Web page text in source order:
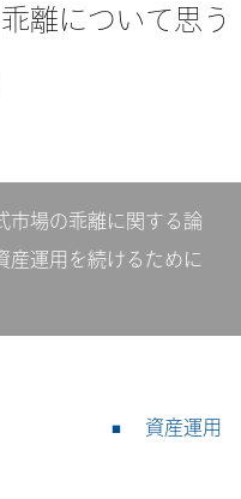
離について思う
市場の乖離に関する論
産運用を続けるために
資産運用